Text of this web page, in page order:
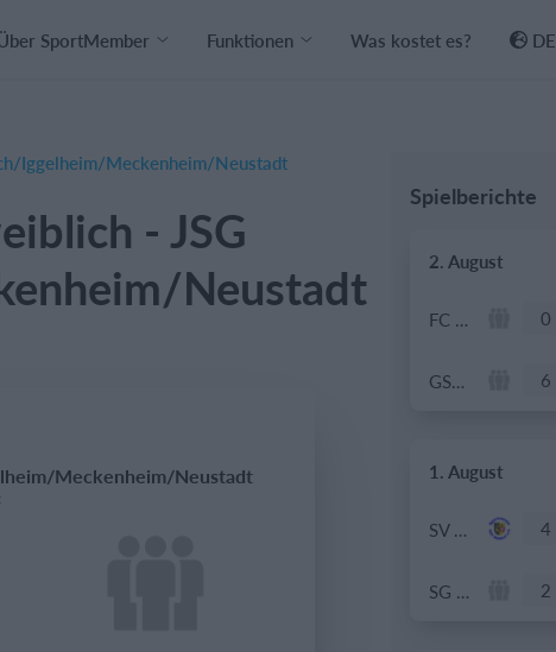
SportMember Funktionen Was kostet es? DE
Iggelheim/Meckenheim/Neustadt
- JSG
Neustadt
Meckenheim/Neustadt
Spielberichte
2. August
FC Roggwil Frauen II 0
GSV Langenfeld-Wiescheid 6
1. August
SV Walldorf 4
SG Siegenburg 2